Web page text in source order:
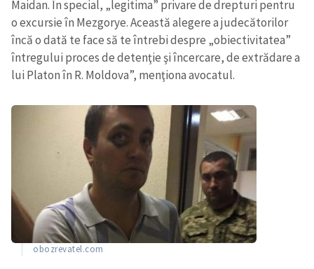
Maidan. În special, „legitima” privare de drepturi pentru
o excursie în Mezgorye. Această alegere a judecătorilor
încă o dată te face să te întrebi despre „obiectivitatea”
întregului proces de detenţie şi încercare, de extrădare a
lui Platon în R. Moldova”, menţiona avocatul.
obozrevatel.com